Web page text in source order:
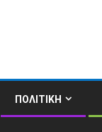
ΠΟΛΙΤΙΚΗ